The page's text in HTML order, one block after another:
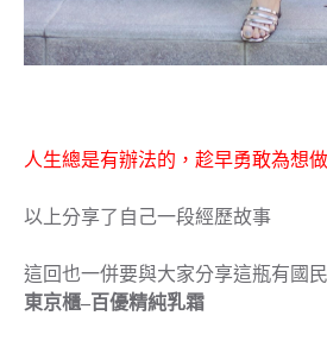
人生總是有辦法的，趁早勇敢為想
以上分享了自己一段經歷故事
這回也一併要與大家分享這瓶有國
東京櫃–百優精純乳霜